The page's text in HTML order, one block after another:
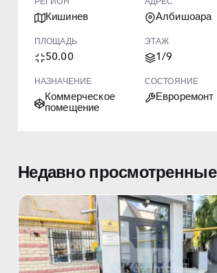
РЕГИОН
Кишинев
АДРЕС
Албишоара
ПЛОЩАДЬ
50.00
ЭТАЖ
1/9
НАЗНАЧЕНИЕ
Коммерческое
помещение
СОСТОЯНИЕ
Евроремонт
Недавно просмотренные